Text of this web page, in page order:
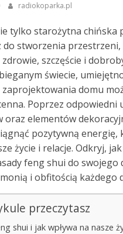
radiokoparka.pl
tylko starożytna chińska
do stworzenia
szczęście i
świecie,
domu
Poprzez odpowiedni
elementów
pozytywną energię,
życie i relacje. Odkryj, jak
feng shui do swojego
i obfitością każdego
przeczytasz
shui i jak wpływa na nasze